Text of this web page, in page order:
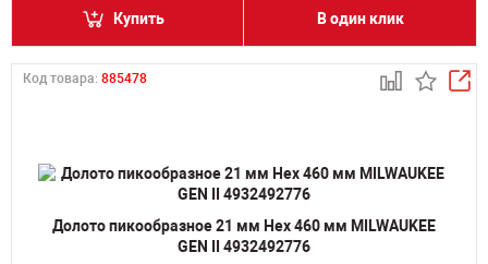
Купить В один клик
Код товара: 885478
Долото пикообразное 21 мм Hex 460 мм MILWAUKEE
GEN II 4932492776